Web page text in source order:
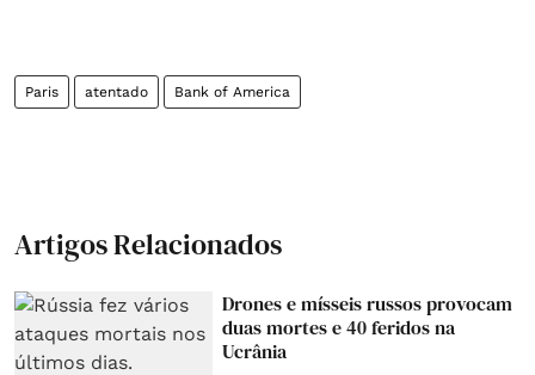
Paris atentado Bank of America
Artigos Relacionados
Drones e mísseis russos provocam
duas mortes e 40 feridos na
Ucrânia